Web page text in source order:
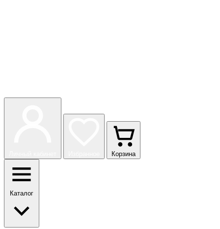
Корзина
Каталог